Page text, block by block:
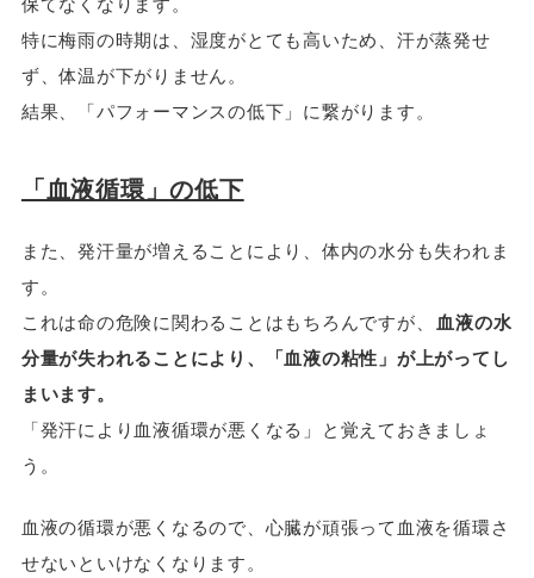
特に梅雨の時期は、湿度がとても高いため、汗が蒸発せ
ず、体温が下がりません。
結果、「パフォーマンスの低下」に繋がります。
「血液循環」の低下
また、発汗量が増えることにより、体内の水分も失われま
す。
これは命の危険に関わることはもちろんですが、 血液の水
分量が失われることにより、「血液の粘性」が上がってし
まいます。
「発汗により血液循環が悪くなる」と覚えておきましょ
う。
血液の循環が悪くなるので、心臓が頑張って血液を循環さ
せないといけなくなります。